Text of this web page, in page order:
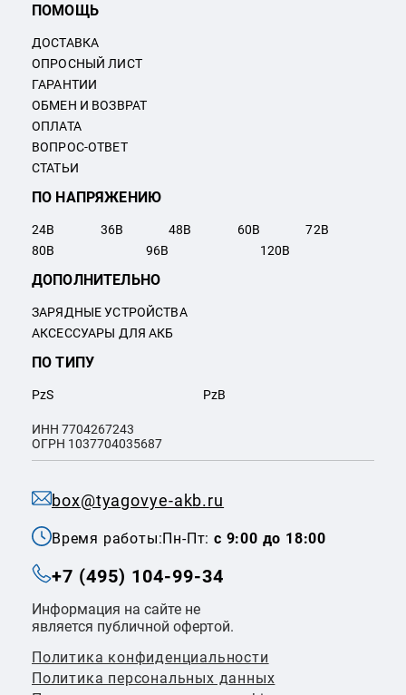
box@tyagovye-akb.ru
Время работы:Пн-Пт:с 9:00 до 18:00
+7 (495) 104-99-34
Информация на сайте не
является публичной офертой.
Политика конфиденциальности
Политикa персональных данных
ПОМОЩЬ
ДОСТАВКА
ОПРОСНЫЙ ЛИСТ
ГАРАНТИИ
ОБМЕН И ВОЗВРАТ
ОПЛАТА
ВОПРОС-ОТВЕТ
СТАТЬИ
ПО НАПРЯЖЕНИЮ
24В 36В 48В 60В 72В
80В 96В 120В
ПО ТИПУ
PzS PzB
ДОПОЛНИТЕЛЬНО
ЗАРЯДНЫЕ УСТРОЙСТВА
АКСЕССУАРЫ ДЛЯ АКБ
ИНН 7704267243
ОГРН 1037704035687